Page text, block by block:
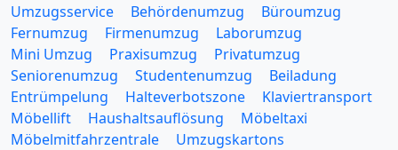
Umzugsservice Behördenumzug
Büroumzug
Fernumzug
Firmenumzug
Laborumzug
Mini Umzug
Praxisumzug
Privatumzug
Seniorenumzug
Studentenumzug
Beiladung
Entrümpelung
Halteverbotszone
Klaviertransport
Möbellift
Haushaltsauflösung
Möbeltaxi
Möbelmitfahrzentrale
Umzugskartons